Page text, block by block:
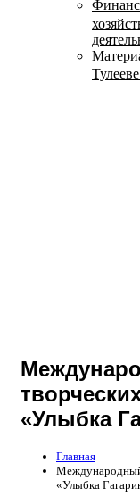
«Улыбка
Главная
Международный
«Улыбка